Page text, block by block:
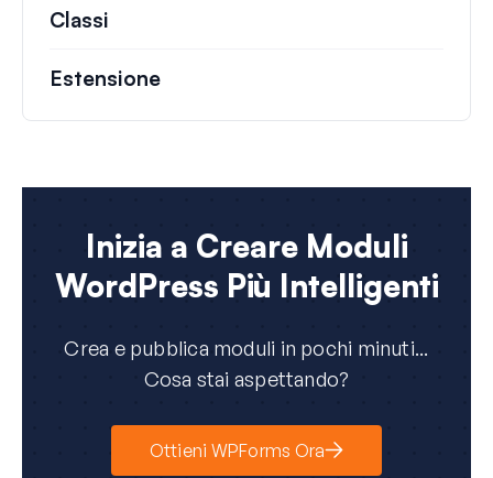
Classi
Estensione
Inizia a Creare Moduli
WordPress Più Intelligenti
Crea e pubblica moduli in pochi minuti...
Cosa stai aspettando?
Ottieni WPForms Ora